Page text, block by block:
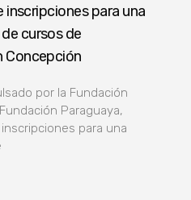
para una
cursos de
Concepción
por la Fundación
Paraguaya,
para una